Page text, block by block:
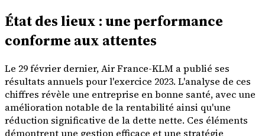
État des lieux : une performance
conforme aux attentes
Le 29 février dernier, Air France-KLM a publié ses
résultats annuels pour l'exercice 2023. L'analyse de ces
chiffres révèle une entreprise en bonne santé, avec une
amélioration notable de la rentabilité ainsi qu'une
réduction significative de la dette nette. Ces éléments
démontrent une gestion efficace et une stratégie